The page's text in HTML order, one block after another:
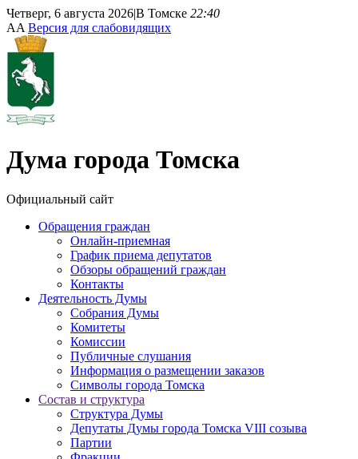
Четверг, 6 августа 2026|В Томске 22:40
AA Версия для слабовидящих
Дума города Томска
Официальный сайт
Обращения граждан
Онлайн-приемная
График приема депутатов
Обзоры обращений граждан
Контакты
Деятельность Думы
Собрания Думы
Комитеты
Комиссии
Публичные слушания
Информация о размещении заказов
Символы города Томска
Состав и структура
Структура Думы
Депутаты Думы города Томска VIII созыва
Партии